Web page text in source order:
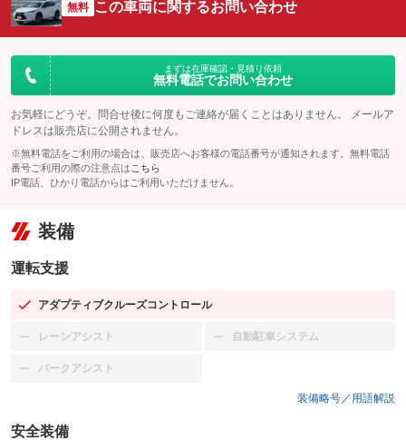
無料 この車両に関するお問い合わせ
まずは在庫確認・見積り依頼
無料電話でお問い合わせ
お気軽にどうぞ。問合せ後に何度もご連絡が届くことはありません。 メールア
ドレスは販売店に公開されません。
※無料電話をご利用の場合は、販売店へお客様の電話番号が通知されます。無料電話
番号ご利用の際の注意点は こちら
IP電話、ひかり電話からはご利用いただけません。
装備
運転支援
アダプティブクルーズコントロール
：装備あり
レーンアシスト
：装備なし 自動駐車システム
：装備なし
パークアシスト
：装備なし
装備略号／用語解説
安全装備